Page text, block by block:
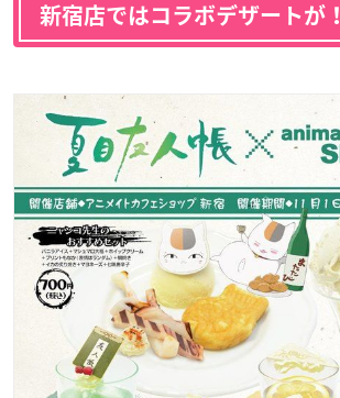
新宿店ではコラボデザートが！